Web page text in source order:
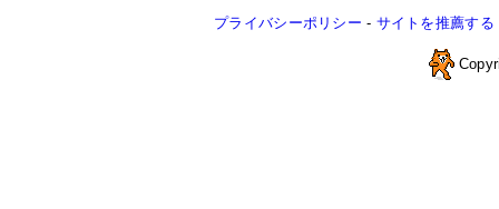
プライバシーポリシー - サイトを推薦する